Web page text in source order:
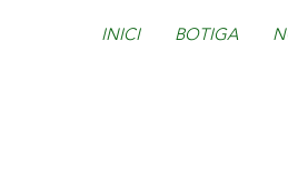
INICI BOTIGA